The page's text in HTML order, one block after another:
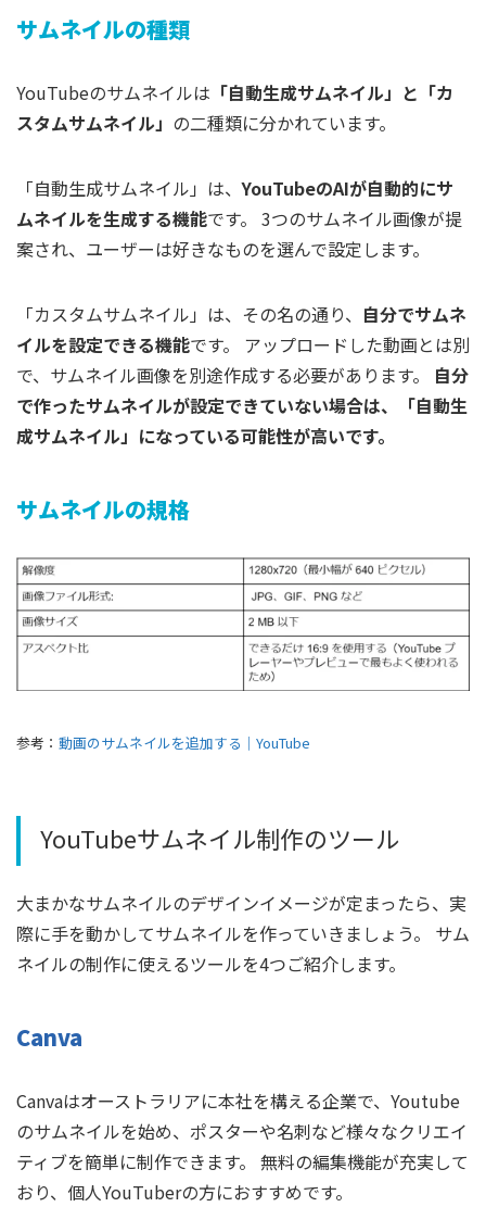
サムネイルの種類
YouTubeのサムネイルは 「自動生成サムネイル」と「カ
スタムサムネイル」 の二種類に分かれています。
「自動生成サムネイル」は、YouTubeのAIが自動的にサ
ムネイルを生成する機能です。 3つのサムネイル画像が提
案され、ユーザーは好きなものを選んで設定します。
「カスタムサムネイル」は、その名の通り、 自分でサムネ
イルを設定できる機能です。 アップロードした動画とは別
で、サムネイル画像を別途作成する必要があります。 自分
で作ったサムネイルが設定できていない場合は、「自動生
成サムネイル」になっている可能性が高いです。
サムネイルの規格
参考： 動画のサムネイルを追加する｜YouTube
YouTubeサムネイル制作のツール
大まかなサムネイルのデザインイメージが定まったら、実
際に手を動かしてサムネイルを作っていきましょう。 サム
ネイルの制作に使えるツールを4つご紹介します。
Canva
Canvaはオーストラリアに本社を構える企業で、Youtube
のサムネイルを始め、ポスターや名刺など様々なクリエイ
ティブを簡単に制作できます。 無料の編集機能が充実して
おり、個人YouTuberの方におすすめです。